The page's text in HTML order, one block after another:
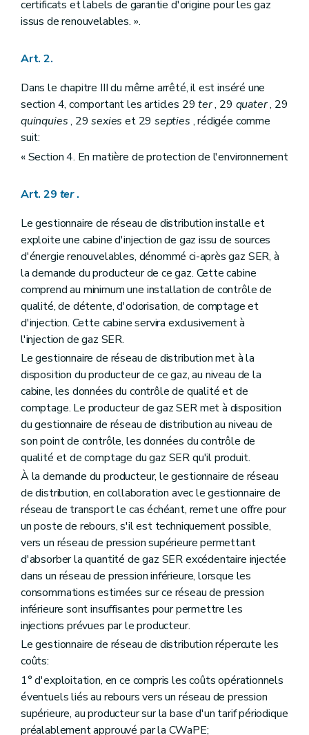
certificats et labels de garantie d'origine pour les gaz
issus de renouvelables. ».
Art. 2.
Dans le chapitre III du même arrêté, il est inséré une
section 4, comportant les articles 29ter, 29 quater, 29
quinquies, 29sexies et 29 septies , rédigée comme
suit:
« Section 4. En matière de protection de l'environnement
Art. 29 ter.
Le gestionnaire de réseau de distribution installe et
exploite une cabine d'injection de gaz issu de sources
d'énergie renouvelables, dénommé ci-après gaz SER, à
la demande du producteur de ce gaz. Cette cabine
comprend au minimum une installation de contrôle de
qualité, de détente, d'odorisation, de comptage et
d'injection. Cette cabine servira exclusivement à
l'injection de gaz SER.
Le gestionnaire de réseau de distribution met à la
disposition du producteur de ce gaz, au niveau de la
cabine, les données du contrôle de qualité et de
comptage. Le producteur de gaz SER met à disposition
du gestionnaire de réseau de distribution au niveau de
son point de contrôle, les données du contrôle de
qualité et de comptage du gaz SER qu'il produit.
À la demande du producteur, le gestionnaire de réseau
de distribution, en collaboration avec le gestionnaire de
réseau de transport le cas échéant, remet une offre pour
un poste de rebours, s'il est techniquement possible,
vers un réseau de pression supérieure permettant
d'absorber la quantité de gaz SER excédentaire injectée
dans un réseau de pression inférieure, lorsque les
consommations estimées sur ce réseau de pression
inférieure sont insuffisantes pour permettre les
injections prévues par le producteur.
Le gestionnaire de réseau de distribution répercute les
coûts:
1° d'exploitation, en ce compris les coûts opérationnels
éventuels liés au rebours vers un réseau de pression
supérieure, au producteur sur la base d'un tarif périodique
préalablement approuvé par la CWaPE;